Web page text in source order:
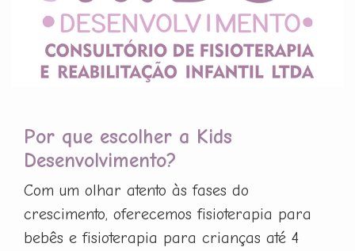
Por que escolher a Kids
Desenvolvimento?
Com um olhar atento às fases do
crescimento, oferecemos fisioterapia para
bebês e fisioterapia para crianças até 4